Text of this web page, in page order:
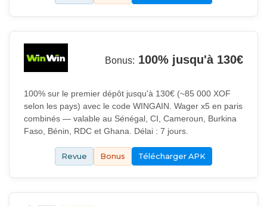
Bonus: 100% jusqu'à 130€
100% sur le premier dépôt jusqu'à 130€ (~85 000 XOF
selon les pays) avec le code WINGAIN. Wager x5 en paris
combinés — valable au Sénégal, CI, Cameroun, Burkina
Faso, Bénin, RDC et Ghana. Délai : 7 jours.
Revue Bonus Télécharger APK